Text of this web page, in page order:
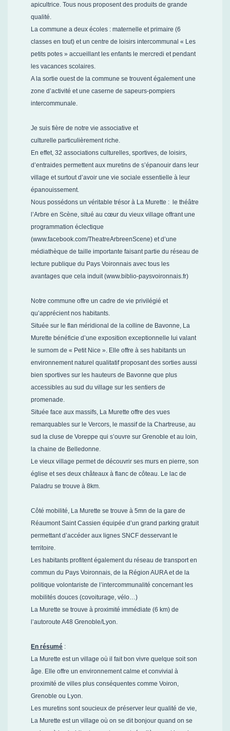
apicultrice. Tous nous proposent des produits de grande
qualité.
La commune a deux écoles : maternelle et primaire (6
classes en tout) et un centre de loisirs intercommunal « Les
petits potes » accueillant les enfants le mercredi et pendant
les vacances scolaires.
A la sortie ouest de la commune se trouvent également une
zone d’activité et une caserne de sapeurs-pompiers
intercommunale.
Je suis fière de notre vie associative et
culturelle particulièrement riche.
En effet, 32 associations culturelles, sportives, de loisirs,
d’entraides permettent aux muretins de s’épanouir dans leur
village et surtout d’avoir une vie sociale essentielle à leur
épanouissement.
Nous possédons un véritable trésor à La Murette : le théâtre
l’Arbre en Scène, situé au cœur du vieux village offrant une
programmation éclectique
(www.facebook.com/TheatreArbreenScene) et d’une
médiathèque de taille importante faisant partie du réseau de
lecture publique du Pays Voironnais avec tous les
avantages que cela induit (www.biblio-paysvoironnais.fr)
Notre commune offre un cadre de vie privilégié et
qu’apprécient nos habitants.
Située sur le flan méridional de la colline de Bavonne, La
Murette bénéficie d’une exposition exceptionnelle lui valant
le surnom de « Petit Nice ». Elle offre à ses habitants un
environnement naturel qualitatif proposant des sorties aussi
bien sportives sur les hauteurs de Bavonne que plus
accessibles au sud du village sur les sentiers de
promenade.
Située face aux massifs, La Murette offre des vues
remarquables sur le Vercors, le massif de la Chartreuse, au
sud la cluse de Voreppe qui s’ouvre sur Grenoble et au loin,
la chaine de Belledonne.
Le vieux village permet de découvrir ses murs en pierre, son
église et ses deux châteaux à flanc de côteau. Le lac de
Paladru se trouve à 8km.
Côté mobilité, La Murette se trouve à 5mn de la gare de
Réaumont Saint Cassien équipée d’un grand parking gratuit
permettant d’accéder aux lignes SNCF desservant le
territoire.
Les habitants profitent également du réseau de transport en
commun du Pays Voironnais, de la Région AURA et de la
politique volontariste de l’intercommunalité concernant les
mobilités douces (covoiturage, vélo…)
La Murette se trouve à proximité immédiate (6 km) de
l’autoroute A48 Grenoble/Lyon.
En résumé :
La Murette est un village où il fait bon vivre quelque soit son
âge. Elle offre un environnement calme et convivial à
proximité de villes plus conséquentes comme Voiron,
Grenoble ou Lyon.
Les muretins sont soucieux de préserver leur qualité de vie,
La Murette est un village où on se dit bonjour quand on se